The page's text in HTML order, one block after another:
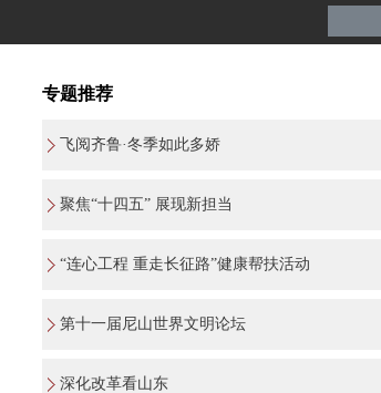
专题推荐
飞阅齐鲁·冬季如此多娇
聚焦“十四五” 展现新担当
“连心工程 重走长征路”健康帮扶活动
第十一届尼山世界文明论坛
深化改革看山东